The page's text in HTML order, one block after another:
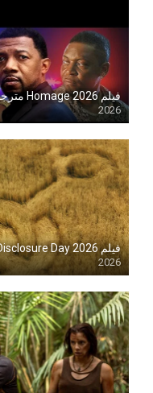
فيلم Homage 2026 مترجم
2026
Blu-ray
فيلم Disclosure Day 2026 مترجم
2026
Blu-ray